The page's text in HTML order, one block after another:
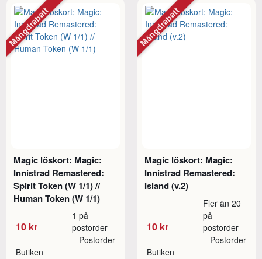
Magic löskort: Magic:
Innistrad Remastered:
Spirit Token (W 1/1) //
Human Token (W 1/1)
10 kr
1 på
postorder
Butiken
Postorder
Mängdrabatt
Magic löskort: Magic:
Innistrad Remastered:
Island (v.2)
10 kr
Fler än 20
på
postorder
Butiken
Postorder
Mängdrabatt